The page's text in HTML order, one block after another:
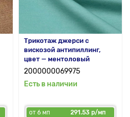
Трикотаж джерси с
вискозой антипиллинг,
цвет — ментоловый
2000000069975
Есть в наличии
от 6 мп
291.53 р/мп